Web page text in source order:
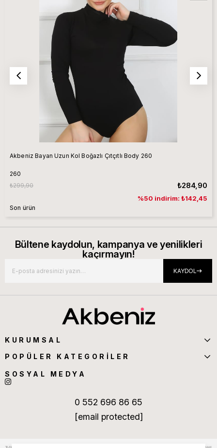
Akbeniz Bayan Uzun Kol Boğazlı Çıtçıtlı Body 260
260
₺284,90
₺299,90
%50 indirim: ₺142,45
Son ürün
Bültene kaydolun, kampanya ve yenilikleri
kaçırmayın!
KAYDOL
KURUMSAL
POPÜLER KATEGORİLER
SOSYAL MEDYA
0 552 696 86 65
[email protected]